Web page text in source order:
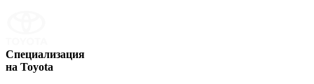
Специализация
на Toyota